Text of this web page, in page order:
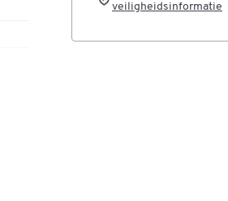
veiligheidsinformatie